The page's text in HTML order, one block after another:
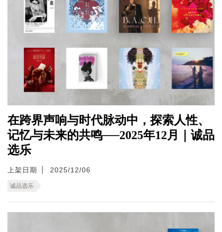
在跨界声响与时代脉动中，探索人性、
记忆与未来的共鸣──2025年12月｜诚品
选乐
上架日期 2025/12/06
诚品选乐